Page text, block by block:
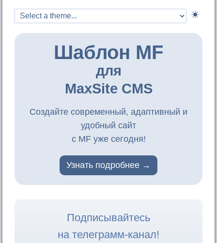
Шаблон MF
для
MaxSite CMS
Создайте современный, адаптивный и
удобный сайт
с MF уже сегодня!
Узнать подробнее
Подписывайтесь
на телеграмм-канал!